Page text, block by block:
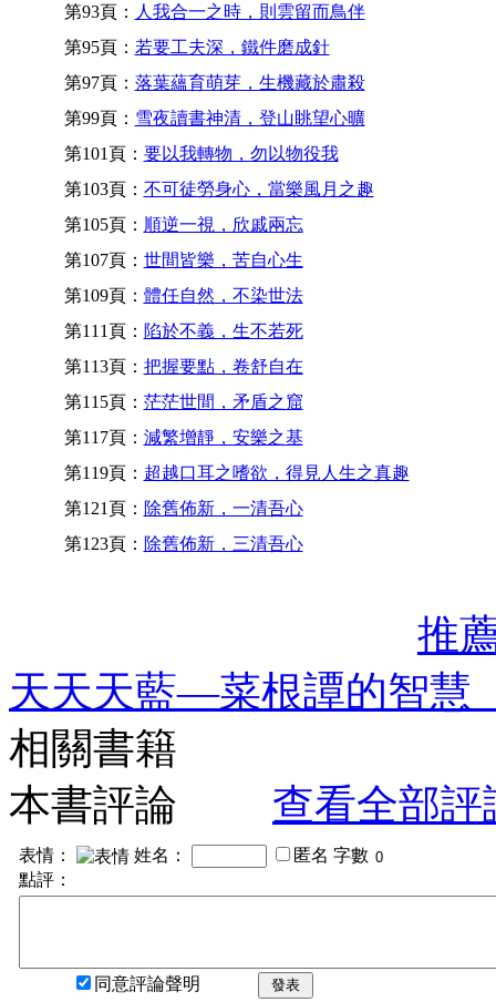
第93頁： 人我合一之時，則雲留而鳥伴
第95頁： 若要工夫深，鐵件磨成針
第97頁： 落葉蘊育萌芽，生機藏於肅殺
第99頁： 雪夜讀書神清，登山眺望心曠
第101頁： 要以我轉物，勿以物役我
第103頁： 不可徒勞身心，當樂風月之趣
第105頁： 順逆一視，欣戚兩忘
第107頁： 世間皆樂，苦自心生
第109頁： 體任自然，不染世法
第111頁： 陷於不義，生不若死
第113頁： 把握要點，卷舒自在
第115頁： 茫茫世間，矛盾之窟
第117頁： 減繁增靜，安樂之基
第119頁： 超越口耳之嗜欲，得見人生之真趣
第121頁： 除舊佈新，一清吾心
第123頁： 除舊佈新，三清吾心
推
天天天藍—菜根譚的智
相關書籍
本書評論
查看全部評
表情： 姓名： 匿名 字數
點評：
同意評論聲明 發表